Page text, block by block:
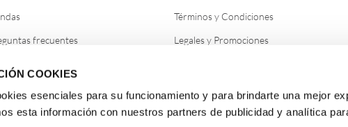
COOKIES
esenciales para su funcionamiento y para brindarte una mejor
esta información con nuestros partners de publicidad y analítica
frecuentes
del sitio
Términos y Condiciones
Legales y Promociones
Política de Despacho